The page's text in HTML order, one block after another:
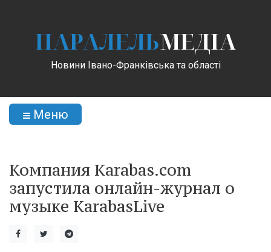
ПАРАЛЕЛЬМЕДІА
Новини Івано-Франківська та області
Меню
Компания Karabas.com
запустила онлайн-журнал о
музыке KarabasLive